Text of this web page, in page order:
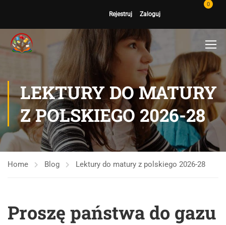
Rejestruj Zaloguj
0
LEKTURY DO MATURY
Z POLSKIEGO 2026-28
Home Blog Lektury do matury z polskiego 2026-28
Proszę państwa do gazu